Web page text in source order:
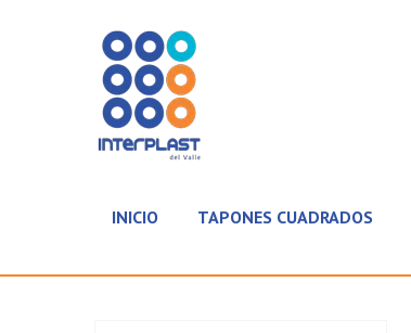
INICIO TAPONES CUADRADOS